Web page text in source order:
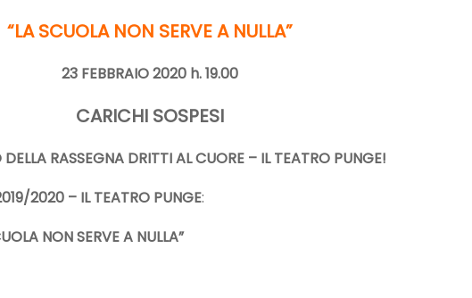
“LA SCUOLA NON SERVE A NULLA”
23 FEBBRAIO 2020 h. 19.00
CARICHI SOSPESI
DELLA RASSEGNA DRITTI AL CUORE – IL TEATRO PUNGE!
2020 – IL TEATRO PUNGE:
NON SERVE A NULLA”